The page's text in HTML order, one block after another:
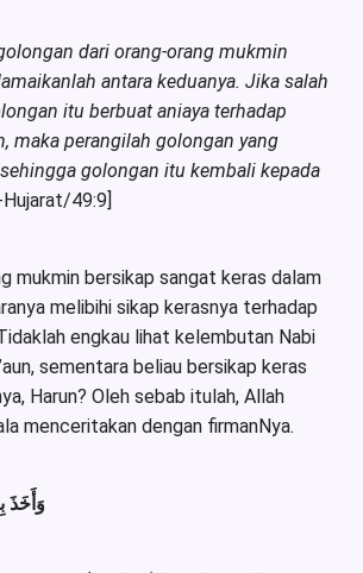
dari orang-orang mukmin
antara keduanya. Jika salah
itu berbuat aniaya terhadap
maka perangilah golongan yang
golongan itu kembali kepada
Hujarat/49:9]
mukmin bersikap sangat keras dalam
melibihi sikap kerasnya terhadap
engkau lihat kelembutan Nabi
sementara beliau bersikap keras
Harun? Oleh sebab itulah, Allah
menceritakan dengan firmanNya.
وَأَخَذَ